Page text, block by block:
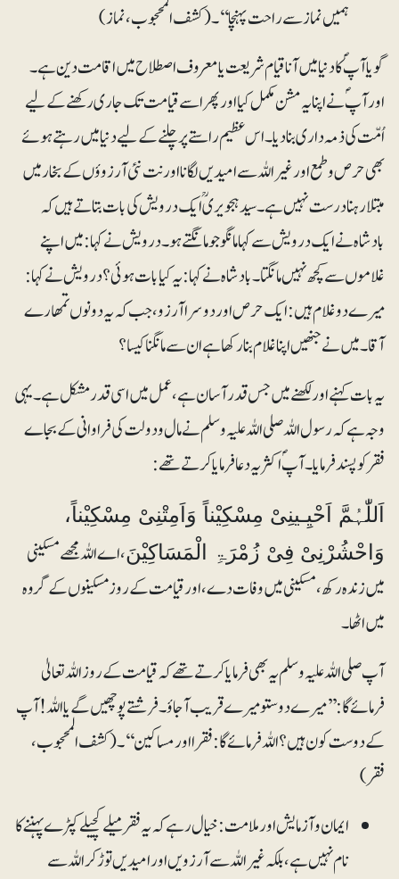
ہمیں نماز سے راحت پہنچا‘‘۔(کشف المحجوب، نماز)
گویا آپؐ کا دنیا میں آنا قیام شریعت یا معروف اصطلاح میں اقامت دین ہے۔
اور آپؐ نے اپنا یہ مشن مکمل کیا اور پھر اسے قیامت تک جاری رکھنے کے لیے
اُمّت کی ذمہ داری بنادیا۔ اس عظیم راستے پر چلنے کے لیے دنیا میں رہتے ہوئے
بھی حرص وطمع اور غیر اللہ سے امیدیں لگانا اور نت نئی آرزوؤں کے بخار میں
مبتلا رہنا درست نہیں ہے۔ سید ہجویریؒ ایک درویش کی بات بتاتے ہیں کہ
بادشاہ نے ایک درویش سے کہا مانگو جو مانگتے ہو۔ درویش نے کہا: میں اپنے
غلاموں سے کچھ نہیں مانگتا۔ بادشاہ نے کہا :یہ کیا بات ہوئی؟ درویش نے کہا:
میرے دو غلام ہیں: ایک حرص اور دوسرا آرزو، جب کہ یہ دونوں تمھارے
آقا ۔ میں نے جنھیں اپنا غلام بنارکھا ہے ان سے مانگنا کیسا؟
یہ بات کہنے اور لکھنے میں جس قدر آسان ہے، عمل میں اسی قدر مشکل ہے۔ یہی
وجہ ہے کہ رسول اللہ صلی اللہ علیہ وسلم نے مال ودولت کی فراوانی کے بجاے
فقر کو پسند فرمایا۔ آپؐ اکثر یہ دعا فرمایا کرتے تھے:
اَللّٰہُمَّ اَحْیِـینِیْ مِسْکِیْناً وَاَمِتْنِیْ مِسْکِیْناً،
وَاحْشُرْنِیْ فِیْ زُمْرَۃِ الْمَسَاکِیْنَ، اے اللہ مجھے مسکینی
میں زندہ رکھ، مسکینی میں وفات دے، اور قیامت کے روز مسکینوں کے گروہ
میں اٹھا۔
آپ صلی اللہ علیہ وسلم یہ بھی فرمایا کرتے تھے کہ قیامت کے روز اللہ تعالیٰ
فرمائے گا: ’’میرے دوستو میرے قریب آجاؤ۔ فرشتے پوچھیں گے یااللہ! آپ
کے دوست کون ہیں ؟ اللہ فرمائے گا: فقرا اور مساکین‘‘۔(کشف المحجوب،
فقر)
ایمان و آزمایش اور ملامت: خیال رہے کہ یہ فقر میلے کچیلے کپڑے پہننے کا
نام نہیں ہے، بلکہ غیر اللہ سے آرزویں اور امیدیں توڑ کر اللہ سے